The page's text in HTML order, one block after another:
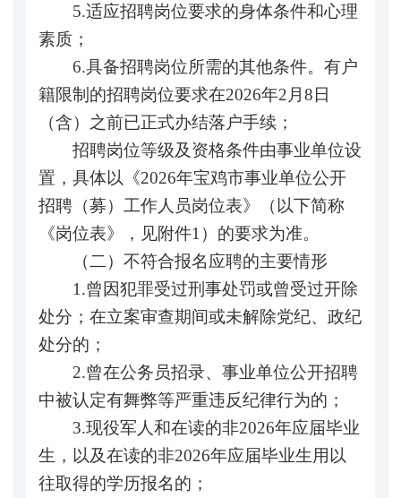
5.适应招聘岗位要求的身体条件和心理
素质；
6.具备招聘岗位所需的其他条件。有户
籍限制的招聘岗位要求在2026年2月8日
（含）之前已正式办结落户手续；
招聘岗位等级及资格条件由事业单位设
置，具体以《2026年宝鸡市事业单位公开
招聘（募）工作人员岗位表》（以下简称
《岗位表》，见附件1）的要求为准。
（二）不符合报名应聘的主要情形
1.曾因犯罪受过刑事处罚或曾受过开除
处分；在立案审查期间或未解除党纪、政纪
处分的；
2.曾在公务员招录、事业单位公开招聘
中被认定有舞弊等严重违反纪律行为的；
3.现役军人和在读的非2026年应届毕业
生，以及在读的非2026年应届毕业生用以
往取得的学历报名的；